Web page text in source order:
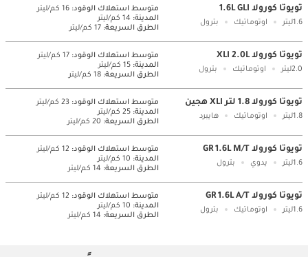
تويوتا كورولا 1.6L GLI
1.6ليتر اوتوماتيك بترول
متوسط ​​استهلاك الوقود: 16 كم/ليتر
المدينة: 14 كم/ليتر
الطرق السريعة: 17 كم/ليتر
تويوتا كورولا XLI 2.0L
2.0ليتر اوتوماتيك بترول
متوسط ​​استهلاك الوقود: 17 كم/ليتر
المدينة: 15 كم/ليتر
الطرق السريعة: 18 كم/ليتر
تويوتا كورولا 1.8 لتر XLI هجين
1.8ليتر اوتوماتيك هايبرد
متوسط ​​استهلاك الوقود: 23 كم/ليتر
المدينة: 25 كم/ليتر
الطرق السريعة: 20 كم/ليتر
تويوتا كورولا GR 1.6L M/T
1.6ليتر يدوي بترول
متوسط ​​استهلاك الوقود: 12 كم/ليتر
المدينة: 10 كم/ليتر
الطرق السريعة: 14 كم/ليتر
تويوتا كورولا GR 1.6L A/T
1.6ليتر اوتوماتيك بترول
متوسط ​​استهلاك الوقود: 12 كم/ليتر
المدينة: 10 كم/ليتر
الطرق السريعة: 14 كم/ليتر